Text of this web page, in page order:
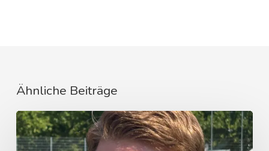
Ähnliche Beiträge